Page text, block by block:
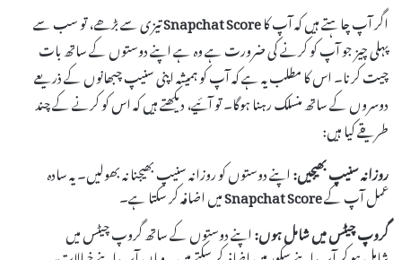
اگر آپ چاہتے ہیں کہ آپ کاSnapchat Scoreتیزی سے بڑھے، تو سب سے
پہلی چیز جو آپ کو کرنے کی ضرورت ہے وہ ہے اپنے دوستوں کے ساتھ بات
چیت کرنا۔ اس کا مطلب یہ ہے کہ آپ کو ہمیشہ اپنی سنیپ چبھانوں کے ذریعے
دوسروں کے ساتھ منسلک رہنا ہوگا۔ تو آئیے، دیکھتے ہیں کہ اس کو کرنے کے چند
طریقے کیا ہیں:
روزانہ سنیپ بھیجیں:اپنے دوستوں کو روزانہ سنیپ بھیجنا نہ بھولیں۔ یہ سادہ
عمل آپ کےSnapchat Scoreمیں اضافہ کر سکتا ہے۔
گروپ چیٹس میں شامل ہوں:اپنے دوستوں کے ساتھ گروپ چیٹس میں